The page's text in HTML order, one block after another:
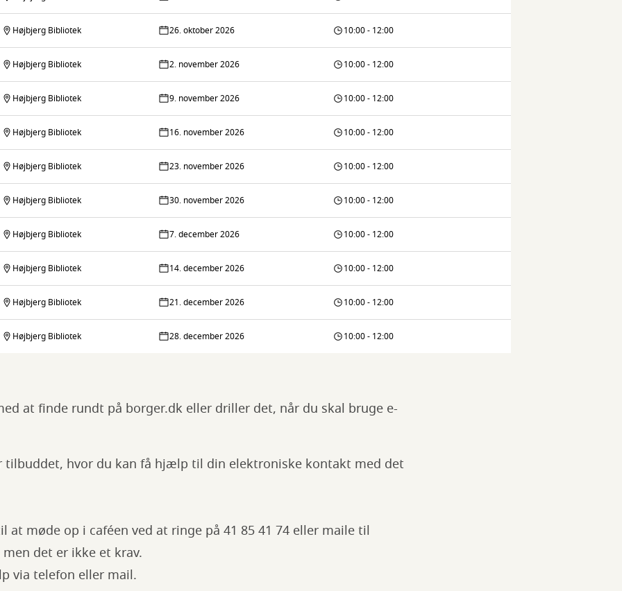
Højbjerg Bibliotek 26. oktober 2026 10:00 - 12:00
Højbjerg Bibliotek 2. november 2026 10:00 - 12:00
Højbjerg Bibliotek 9. november 2026 10:00 - 12:00
Højbjerg Bibliotek 16. november 2026 10:00 - 12:00
Højbjerg Bibliotek 23. november 2026 10:00 - 12:00
Højbjerg Bibliotek 30. november 2026 10:00 - 12:00
Højbjerg Bibliotek 7. december 2026 10:00 - 12:00
Højbjerg Bibliotek 14. december 2026 10:00 - 12:00
Højbjerg Bibliotek 21. december 2026 10:00 - 12:00
Højbjerg Bibliotek 28. december 2026 10:00 - 12:00
at finde rundt på borger.dk eller driller det, når du skal bruge e-
tilbuddet, hvor du kan få hjælp til din elektroniske kontakt med det
at møde op i caféen ved at ringe på 41 85 41 74 eller maile til
men det er ikke et krav.
via telefon eller mail.